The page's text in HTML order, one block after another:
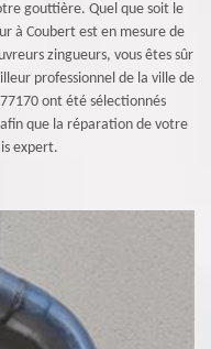
gouttière. Quel que soit le
à Coubert est en mesure de
zingueurs, vous êtes sûr
professionnel de la ville de
ont été sélectionnés
que la réparation de votre
expert.